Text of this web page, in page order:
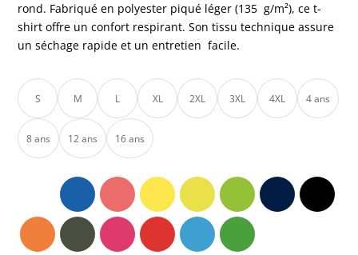
rond. Fabriqué en polyester piqué léger (135 g/m²), ce t-
shirt offre un confort respirant. Son tissu technique assure
un séchage rapide et un entretien facile.
S M L XL 2XL 3XL 4XL 4 ans
8 ans 12 ans 16 ans